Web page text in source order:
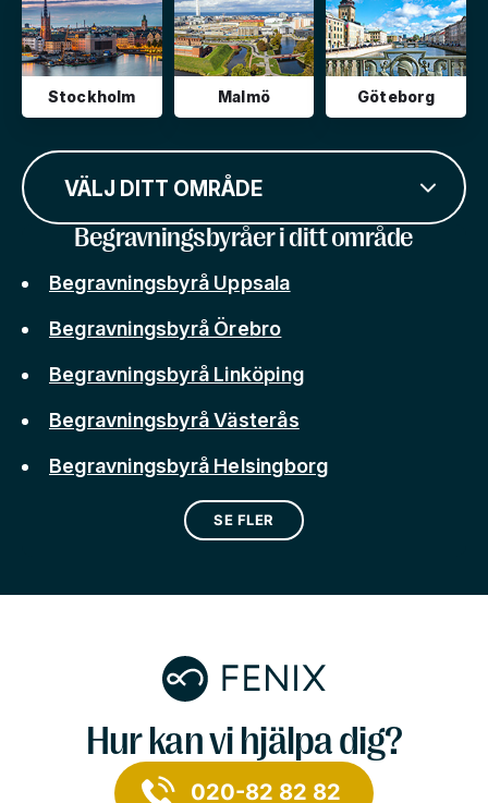
Stockholm Malmö Göteborg
VÄLJ DITT OMRÅDE
Begravningsbyråer i ditt område
Begravningsbyrå Uppsala
Begravningsbyrå Örebro
Begravningsbyrå Linköping
Begravningsbyrå Västerås
Begravningsbyrå Helsingborg
SE FLER
Hur kan vi hjälpa dig?
020-82 82 82